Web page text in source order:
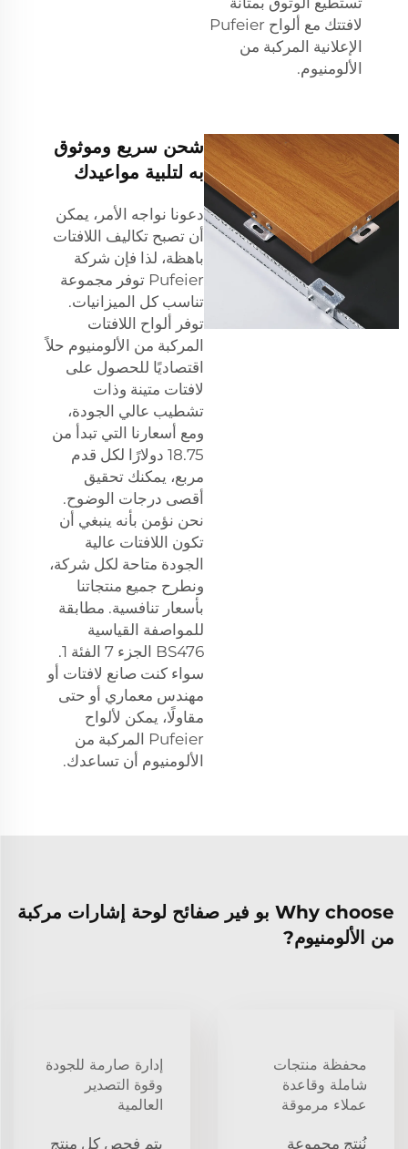
لافتتك مع ألواح Pufeier
الإعلانية المركبة من
الألومنيوم.
شحن سريع وموثوق
به لتلبية مواعيدك
دعونا نواجه الأمر، يمكن
أن تصبح تكاليف اللافتات
باهظة، لذا فإن شركة
Pufeier توفر مجموعة
تناسب كل الميزانيات.
توفر ألواح اللافتات
المركبة من الألومنيوم حلاً
اقتصاديًا للحصول على
لافتات متينة وذات
تشطيب عالي الجودة،
ومع أسعارنا التي تبدأ من
18.75 دولارًا لكل قدم
مربع، يمكنك تحقيق
أقصى درجات الوضوح.
نحن نؤمن بأنه ينبغي أن
تكون اللافتات عالية
الجودة متاحة لكل شركة،
ونطرح جميع منتجاتنا
بأسعار تنافسية. مطابقة
للمواصفة القياسية
BS476 الجزء 7 الفئة 1.
سواء كنت صانع لافتات أو
مهندس معماري أو حتى
مقاولًا، يمكن لألواح
Pufeier المركبة من
الألومنيوم أن تساعدك.
Why choose بو فير صفائح لوحة إشارات مركبة
من الألومنيوم?
محفظة منتجات
شاملة وقاعدة
عملاء مرموقة
نُنتج مجموعة
إدارة صارمة للجودة
وقوة التصدير
العالمية
يتم فحص كل منتج